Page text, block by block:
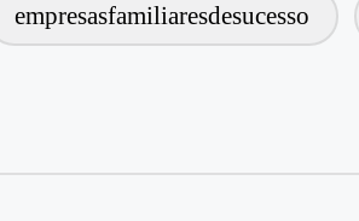
empresasfamiliaresdesucesso